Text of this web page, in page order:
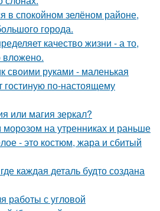
в спокойном зелёном районе,
города.
качество жизни - а то,
вложено.
своими руками - маленькая
гостиную по-настоящему
или магия зеркал?
на утренниках и раньше
- это костюм, жара и сбитый
каждая деталь будто создана
работы с угловой